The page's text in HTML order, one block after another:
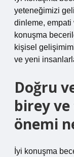
yeteneğimizi
dinleme, empati
konuşma
kişisel
ve yeni
Doğru
birey
önemi
İyi konuşma